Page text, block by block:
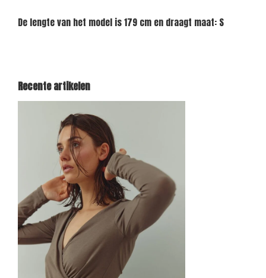
De lengte van het model is 179 cm en draagt maat: S
Recente artikelen